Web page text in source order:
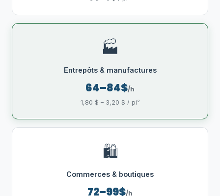
🏭
Entrepôts & manufactures
64–84$/h
1,80 $ – 3,20 $ / pi²
🛍️
Commerces & boutiques
72–99$/h